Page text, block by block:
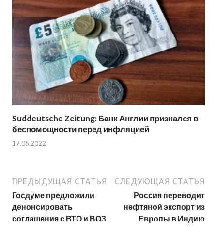
Suddeutsche Zeitung: Банк Англии признался в
беспомощности перед инфляцией
17.05.2022
ПРЕДЫДУЩАЯ СТАТЬЯ
Госдуме предложили
денонсировать
соглашения с ВТО и ВОЗ
СЛЕДУЮЩАЯ СТАТЬЯ
Россия переводит
нефтяной экспорт из
Европы в Индию